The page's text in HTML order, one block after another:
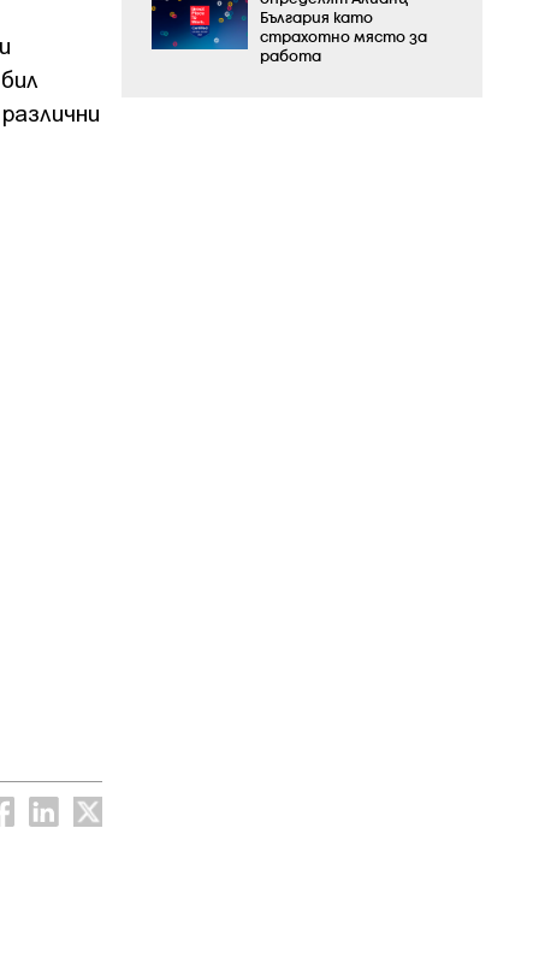
България като
страхотно място за
работа